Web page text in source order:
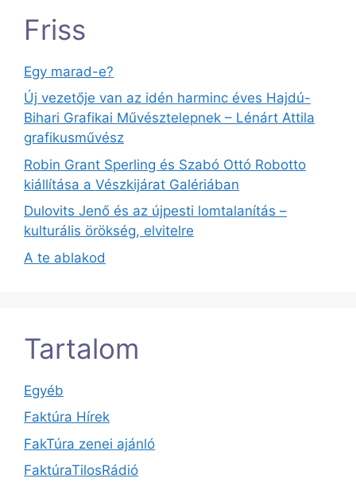
Friss
Egy marad-e?
Új vezetője van az idén harminc éves Hajdú-
Bihari Grafikai Művésztelepnek – Lénárt Attila
grafikusművész
Robin Grant Sperling és Szabó Ottó Robotto
kiállítása a Vészkijárat Galériában
Dulovits Jenő és az újpesti lomtalanítás –
kulturális örökség, elvitelre
A te ablakod
Tartalom
Egyéb
Faktúra Hírek
FakTúra zenei ajánló
FaktúraTilosRádió